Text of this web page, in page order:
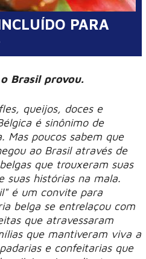
PARA
Brasil provou.
queijos, doces e
é sinônimo de
Mas poucos sabem que
ao Brasil através de
que trouxeram suas
suas histórias na mala.
é um convite para
belga se entrelaçou com
que atravessaram
que mantiveram viva a
e confeitarias que